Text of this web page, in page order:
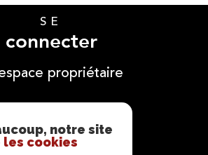
SE
connecter
propriétaire
suivrenotre site
cookies